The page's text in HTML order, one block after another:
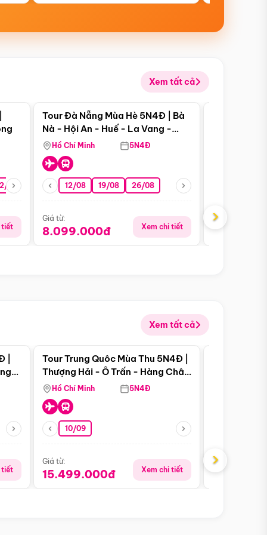
Xem tất cả
08 26/08 05/09 09/09 12/09
tiết
Điểm nổi bật
Tour Đà Nẵng Mùa Hè 5N4Đ | Bà
Nà - Hội An - Huế - La Vang -
Động Thiên Đường
Hồ Chí Minh 5N4Đ
12/08 19/08 26/08
Giá từ:
8.099.000đ Xem chi tiết
Giá từ:
›
Xem tất cả
|
tiết
Điểm nổi bật
Tour Trung Quôc Mùa Thu 5N4Đ |
Thượng Hải - Ô Trấn - Hàng Châu
(Tour Không Shopping)
Hồ Chí Minh 5N4Đ
10/09
Giá từ:
15.499.000đ Xem chi tiết
Giá từ:
›